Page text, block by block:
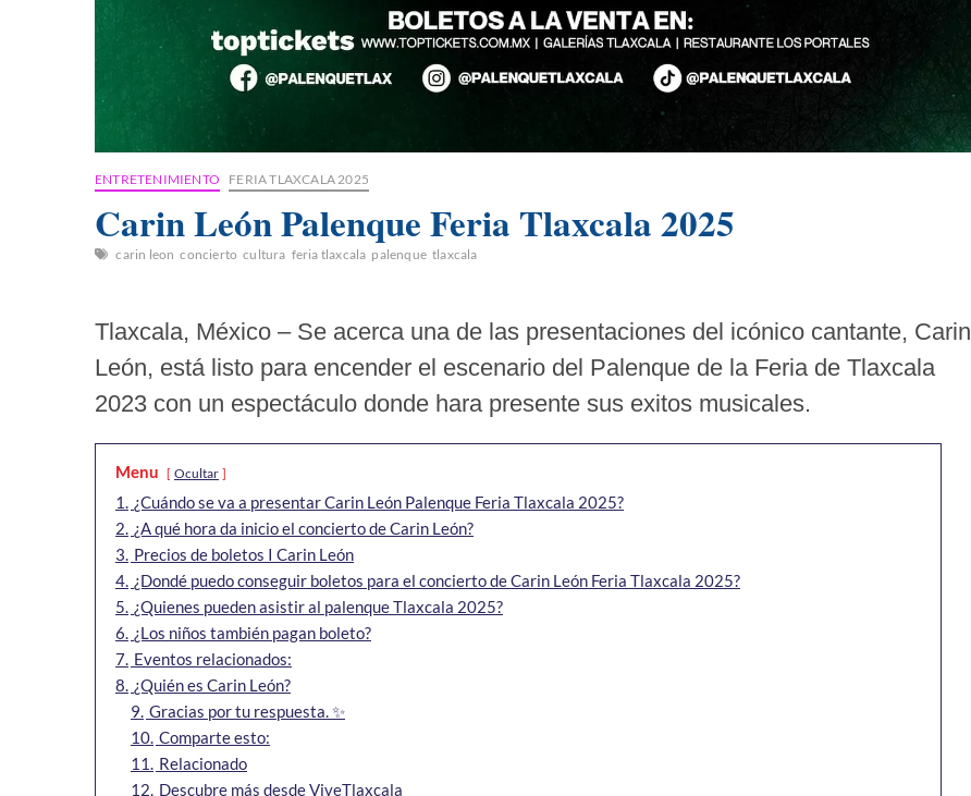
ENTRETENIMIENTO FERIA TLAXCALA 2025
Carin León Palenque Feria Tlaxcala 2025
carin leon concierto cultura feria tlaxcala palenque tlaxcala
Tlaxcala, México – Se acerca una de las presentaciones del icónico cantante, Carin
León, está listo para encender el escenario del Palenque de la Feria de Tlaxcala
2023 con un espectáculo donde hara presente sus exitos musicales.
Menu Ocultar
1.
¿Cuándo se va a presentar Carin León Palenque Feria Tlaxcala 2025?
2.
¿A qué hora da inicio el concierto de Carin León?
3. Precios de boletos I Carin León
4. ¿Dondé puedo conseguir boletos para el concierto de Carin León Feria Tlaxcala 2025?
5.
¿Quienes pueden asistir al palenque Tlaxcala 2025?
6.
¿Los niños también pagan boleto?
7. Eventos relacionados:
8.
¿Quién es Carin León?
9. Gracias por tu respuesta. ✨
10. Comparte esto:
11.
Relacionado
12. Descubre más desde ViveTlaxcala